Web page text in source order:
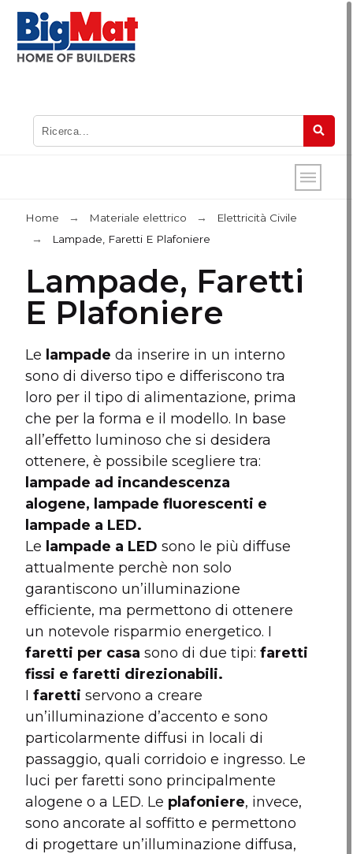
Home Materiale elettrico
Elettricità Civile
Lampade, Faretti E Plafoniere
Lampade, Faretti
E Plafoniere
Le lampadeda inserire in un interno
sono di diverso tipo e differiscono tra
loro per il tipo di alimentazione, prima
che per la forma e il modello. In base
all’effetto luminoso che si desidera
ottenere, è possibile scegliere tra:
lampade ad incandescenza
alogene, lampade fluorescenti e
lampade a LED.
Le lampade a LED sono le più diffuse
attualmente perchè non solo
garantiscono un’illuminazione
efficiente, ma permettono di ottenere
un notevole risparmio energetico. I
faretti per casa sono di due tipi:faretti
fissi e faretti direzionabili.
Ifarettiservono a creare
un’illuminazione d’accento e sono
particolarmente diffusi in locali di
passaggio, quali corridoio e ingresso. Le
luci per faretti sono principalmente
alogene o a LED. Le plafoniere, invece,
sono ancorate al soffitto e permettono
di progettare un’illuminazione diffusa,